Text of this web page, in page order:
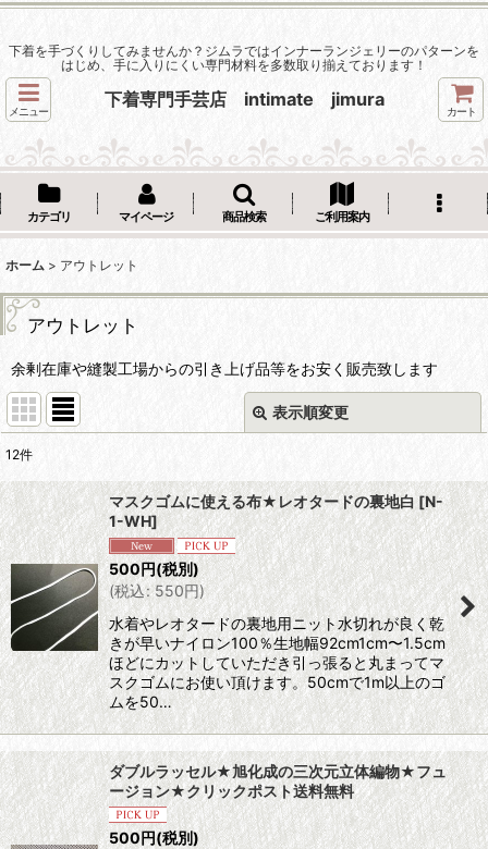
下着を手づくりしてみませんか？ジムラではインナーランジェリーのパターンを
はじめ、手に入りにくい専門材料を多数取り揃えております！
メニュー
下着専門手芸店 intimate jimura
カート
カテゴリ マイページ 商品検索 ご利用案内
ホーム > アウトレット
アウトレット
余剰在庫や縫製工場からの引き上げ品等をお安く販売致します
表示順変更
並び順:
絞り込む
12件
マスクゴムに使える布★レオタードの裏地白 [N-
1-WH]
500円(税別)
(税込: 550円)
水着やレオタードの裏地用ニット水切れが良く乾
きが早いナイロン100％生地幅92cm1cm〜1.5cm
ほどにカットしていただき引っ張ると丸まってマ
スクゴムにお使い頂けます。50cmで1m以上のゴ
ムを50…
ダブルラッセル★旭化成の三次元立体編物★フュ
ージョン★クリックポスト送料無料
500円(税別)